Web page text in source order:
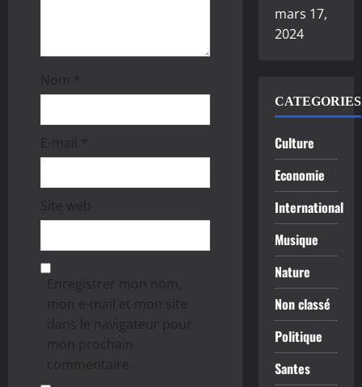
l
Nom *
E-mail *
Site web
Enregistrer mon nom,
mon e-mail et mon site
dans le navigateur pour
mon prochain
commentaire.
mars 17,
2024
CATEGORIES
Culture
Economie
International
Musique
Nature
Non classé
Politique
Santes